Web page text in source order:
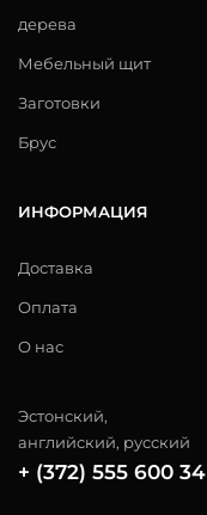
дерева
Мебельный щит
Заготовки
Брус
ИНФОРМАЦИЯ
Доставка
Оплата
О нас
Эстонский,
английский, русский
+ (372) 555 600 34